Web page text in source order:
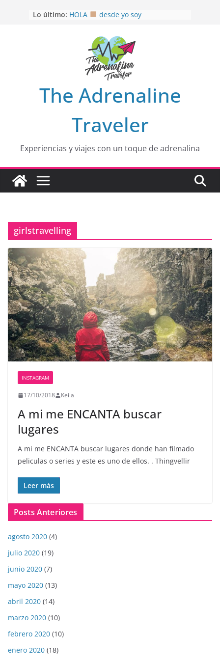
Lo último: HOLA
desde yo soy
EL SENDERO DEL CACAO: Excelente
opción
HOSPEDAJE AL NATURALSHH !!
OTRA PERSPECTIVA de RÍO EL
MULITO!
The Adrenaline
Traveler
Experiencias y viajes con un toque de adrenalina
girlstravelling
INSTAGRAM
17/10/2018 Keila
A mi me ENCANTA buscar
lugares
A mi me ENCANTA buscar lugares donde han filmado
peliculas o series y este es uno de ellos. . Thingvellir
Leer más
Posts Anteriores
agosto 2020 (4)
julio 2020 (19)
junio 2020 (7)
mayo 2020 (13)
abril 2020 (14)
marzo 2020 (10)
febrero 2020 (10)
enero 2020 (18)